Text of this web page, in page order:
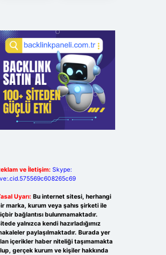
ve İletişim: Skype:
Uyarı: Bu internet sitesi, herhangi
marka, kurum veya şahıs şirketi ile
bağlantısı bulunmamaktadır.
yalnızca kendi hazırladığımız
paylaşılmaktadır. Burada yer
içerikler haber niteliği taşımamakta
gerçek kurum ve kişiler hakkında